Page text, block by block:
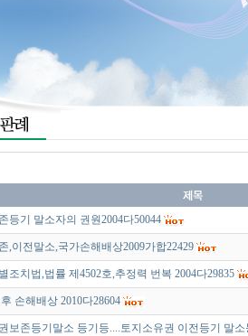
등기 말소자의 권원2004다50044
,이전말소,국가손해배상2009가합22429
조치법,법률 제4502호,추정력 번복 2004다29835
손해배상 2010다28604
보존등기말소 등기등....토지소유권 이전등기 말